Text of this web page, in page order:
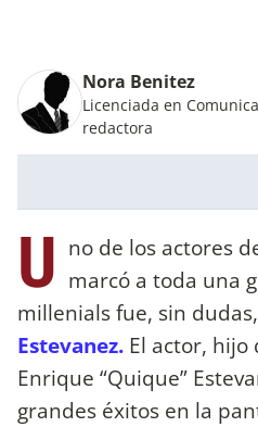
Nora Benitez
Licenciada en
redactora
U no de los actores
marcó a toda una
millenials fue, sin dudas,
Estevanez. El actor,
Enrique “Quique”
grandes éxitos en la